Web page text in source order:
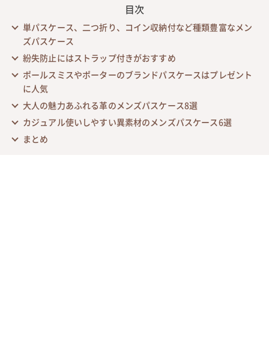
目次
単パスケース、二つ折り、コイン収納付など種類豊富なメン
ズパスケース
紛失防止にはストラップ付きがおすすめ
ポールスミスやポーターのブランドパスケースはプレゼント
に人気
大人の魅力あふれる革のメンズパスケース8選
カジュアル使いしやすい異素材のメンズパスケース6選
まとめ